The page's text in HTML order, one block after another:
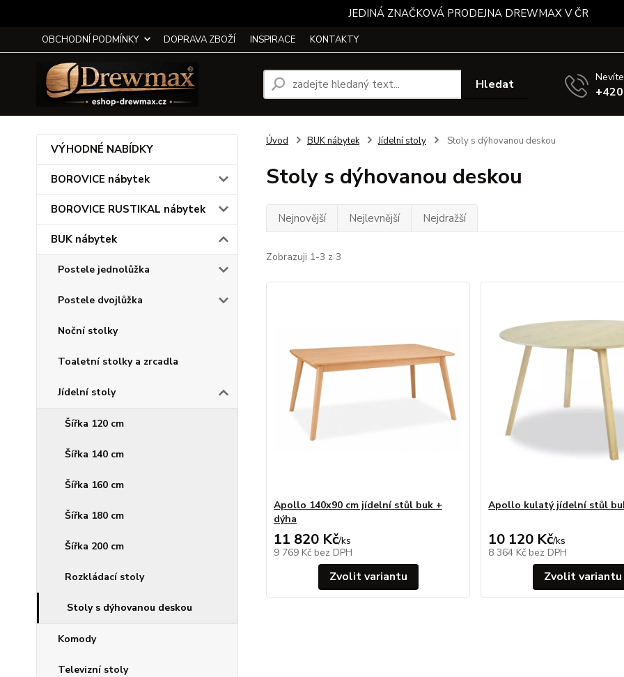
JEDINÁ ZNAČKOVÁ PRODEJNA DREWMAX V ČR
OBCHODNÍ PODMÍNKY DOPRAVA ZBOŽÍ INSPIRACE KONTAKTY
Hledat
VÝHODNÉ NABÍDKY
BOROVICE nábytek
BOROVICE RUSTIKAL nábytek
BUK nábytek
Postele jednolůžka
Postele dvojlůžka
Noční stolky
Toaletní stolky a zrcadla
Jídelní stoly
Šířka 120 cm
Šířka 140 cm
Šířka 160 cm
Šířka 180 cm
Šířka 200 cm
Rozkládací stoly
Stoly s dýhovanou deskou
Komody
Televizní stoly
Úvod BUK nábytek Jídelní stoly Stoly s dýhovanou deskou
Stoly s dýhovanou deskou
Nejnovější Nejlevnější Nejdražší
Zobrazuji 1-3 z 3
Apollo 140x90 cm jídelní stůl buk +
dýha
11 820 Kč/ks
9 769 Kč bez DPH
Zvolit variantu
Apollo kulatý jídelní stůl
10 120 Kč/ks
8 364 Kč bez DPH
Zvolit variantu